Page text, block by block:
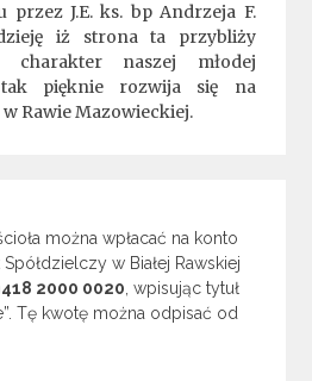
przez J.E. ks. bp Andrzeja F.
iż strona ta przybliży
naszej młodej
pięknie rozwija się na
Rawie Mazowieckiej.
można wpłacać na konto
w Białej Rawskiej
2000 0020 , wpisując tytuł
Tę kwotę można odpisać od